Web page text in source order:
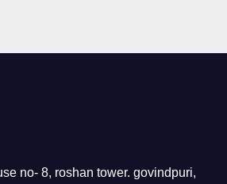
no- 8, roshan tower. govindpuri,